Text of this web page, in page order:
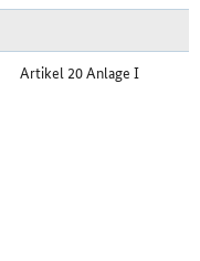
Artikel 20 Anlage I